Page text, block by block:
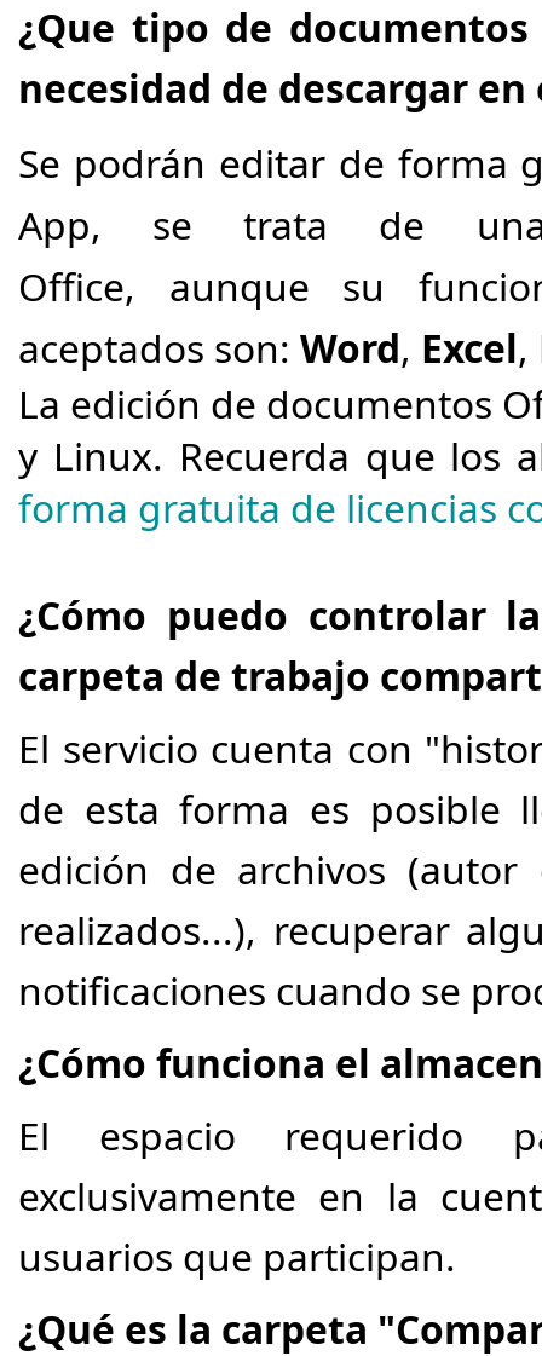
¿Que tipo de
necesidad de descargar en
Se podrán editar de forma
App, se trata de
Office, aunque su
aceptados son: Word, Excel,
La edición de documentos
y Linux. Recuerda que los
forma gratuita de licencias
¿Cómo puedo controlar
carpeta de trabajo
El servicio cuenta con
de esta forma es posible
edición de archivos
realizados...), recuperar
notificaciones cuando se
¿Cómo funciona el
El espacio requerido
exclusivamente en la
usuarios que participan.
¿Qué es la carpeta